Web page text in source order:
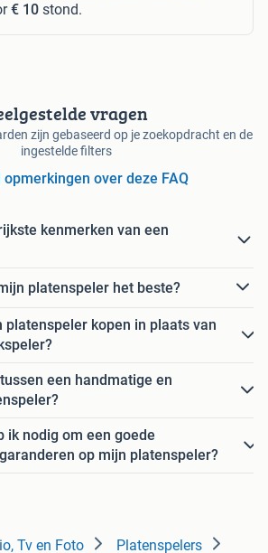
€ 10 stond.
vragen
zijn gebaseerd op je zoekopdracht en de
ingestelde filters
opmerkingen over deze FAQ
kenmerken van een
platenspeler het beste?
platenspeler kopen in plaats van
een handmatige en
ik nodig om een goede
op mijn platenspeler?
Tv en Foto Platenspelers